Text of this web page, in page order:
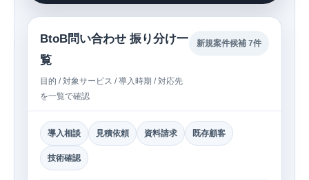
BtoB問い合わせ 振り分け一
覧
目的 / 対象サービス / 導入時期 / 対応先
を一覧で確認
新規案件候補 7件
導入相談 見積依頼 資料請求 既存顧客
技術確認